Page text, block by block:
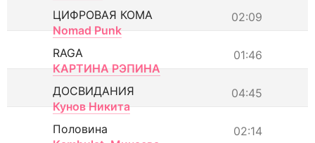
02:09
ЦИФРОВАЯ КОМА
Nomad Punk
01:46
RAGA
КАРТИНА РЭПИНА
04:45
ДОСВИДАНИЯ
Кунов Никита
02:14
Половина